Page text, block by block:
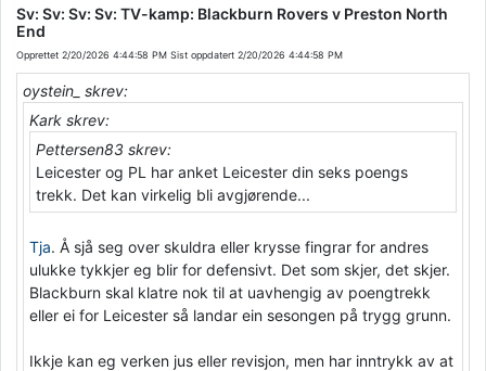
Sv: Sv: Sv: Sv: TV-kamp: Blackburn Rovers v Preston North
End
Opprettet 2/20/2026 4:44:58 PM Sist oppdatert 2/20/2026 4:44:58 PM
oystein_ skrev:
Kark skrev:
Pettersen83 skrev:
Leicester og PL har anket Leicester din seks poengs
trekk. Det kan virkelig bli avgjørende...
Tja. Å sjå seg over skuldra eller krysse fingrar for andres
ulukke tykkjer eg blir for defensivt. Det som skjer, det skjer.
Blackburn skal klatre nok til at uavhengig av poengtrekk
eller ei for Leicester så landar ein sesongen på trygg grunn.
Ikkje kan eg verken jus eller revisjon, men har inntrykk av at